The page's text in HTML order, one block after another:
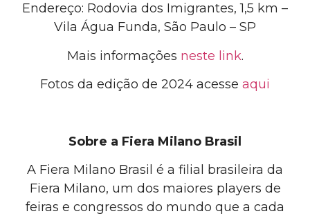
Endereço: Rodovia dos Imigrantes, 1,5 km –
Vila Água Funda, São Paulo – SP
Mais informações neste link.
Fotos da edição de 2024 acesse aqui
Sobre a Fiera Milano Brasil
A Fiera Milano Brasil é a filial brasileira da
Fiera Milano, um dos maiores players de
feiras e congressos do mundo que a cada